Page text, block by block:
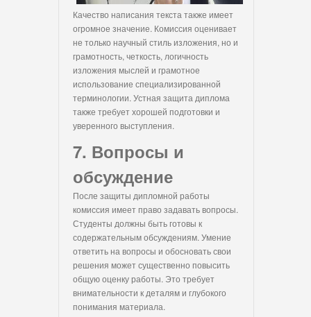
Качество написания текста также имеет
огромное значение. Комиссия оценивает
не только научный стиль изложения, но и
грамотность, четкость, логичность
изложения мыслей и грамотное
использование специализированной
терминологии. Устная защита диплома
также требует хорошей подготовки и
уверенного выступления.
7. Вопросы и
обсуждение
После защиты дипломной работы
комиссия имеет право задавать вопросы.
Студенты должны быть готовы к
содержательным обсуждениям. Умение
ответить на вопросы и обосновать свои
решения может существенно повысить
общую оценку работы. Это требует
внимательности к деталям и глубокого
понимания материала.